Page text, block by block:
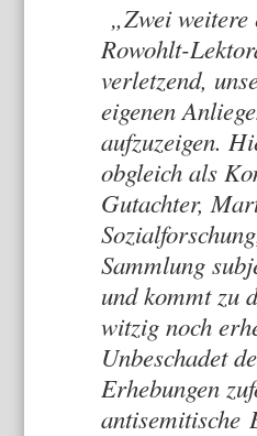
„Zwei weitere
Rowohlt-
verletzend,
eigenen
aufzuzeigen.
obgleich als
Gutachter,
Sammlung
und kommt zu
witzig noch
Unbeschadet
Erhebungen
antisemitische